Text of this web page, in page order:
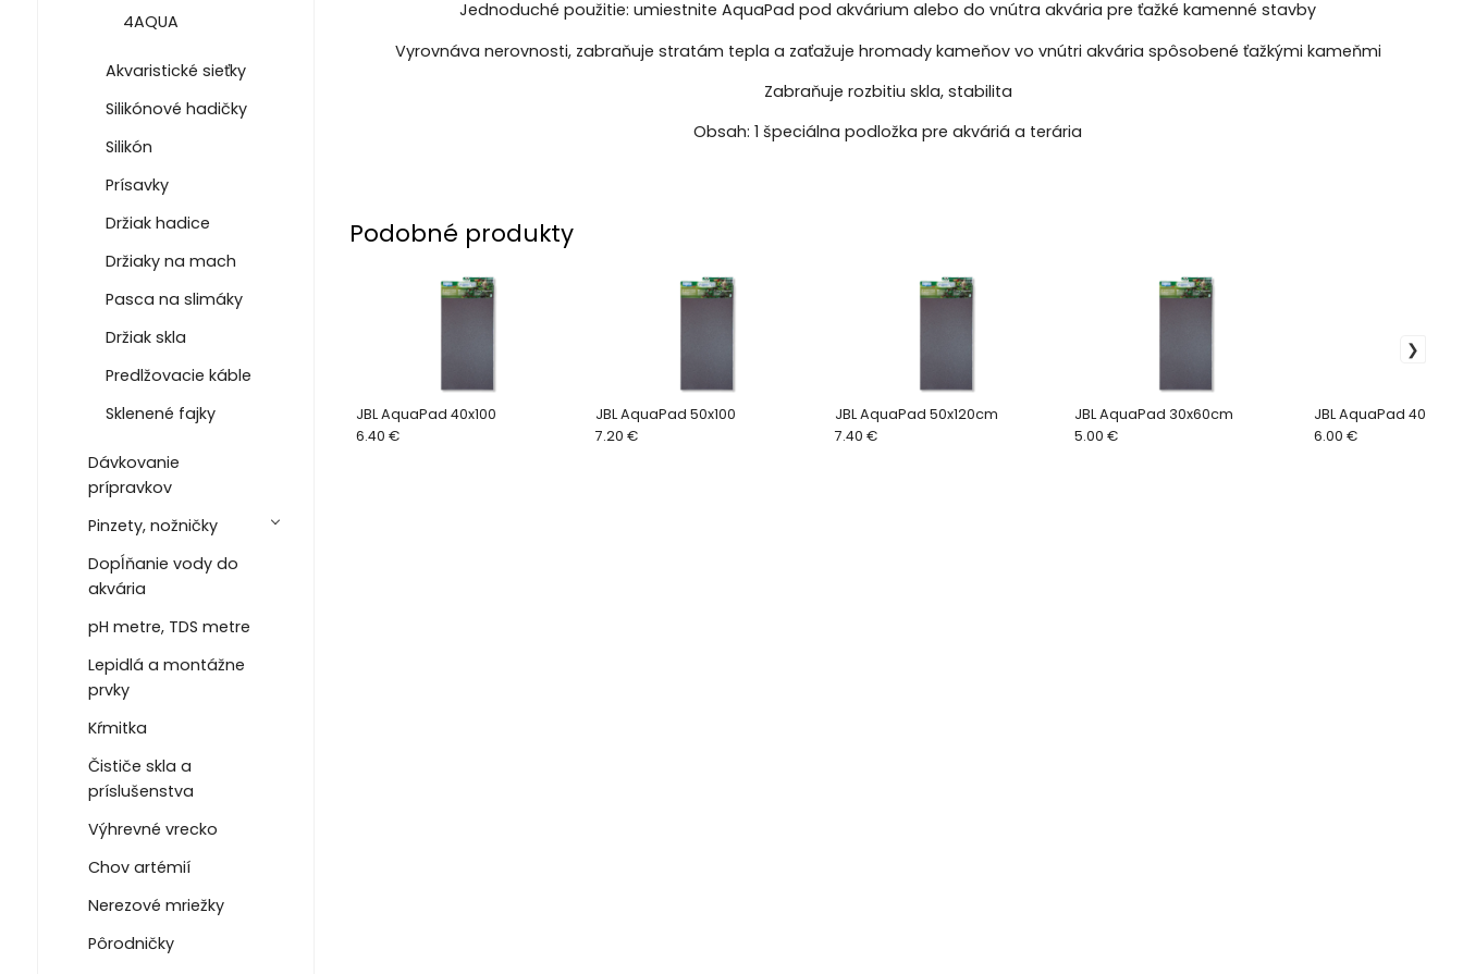
4AQUA
Akvaristické sieťky
Silikónové hadičky
Silikón
Prísavky
Držiak hadice
Držiaky na mach
Pasca na slimáky
Držiak skla
Predlžovacie káble
Sklenené fajky
Dávkovanie
prípravkov
Pinzety, nožničky
Dopĺňanie vody do
akvária
pH metre, TDS metre
Lepidlá a montážne
prvky
Kŕmitka
Čističe skla a
príslušenstva
Výhrevné vrecko
Chov artémií
Nerezové mriežky
Pôrodničky
Jednoduché použitie: umiestnite AquaPad pod akvárium alebo do vnútra akvária pre ťažké kamenné stavby
Vyrovnáva nerovnosti, zabraňuje stratám tepla a zaťažuje hromady kameňov vo vnútri akvária spôsobené ťažkými kameňmi
Zabraňuje rozbitiu skla, stabilita
Obsah: 1 špeciálna podložka pre akváriá a terária
Podobné produkty
JBL AquaPad 40x100
6.40 €
JBL AquaPad 50x100
7.20 €
JBL AquaPad 50x120cm
7.40 €
JBL AquaPad 30x60cm
5.00 €
JBL AquaPad 40x80
6.00 €